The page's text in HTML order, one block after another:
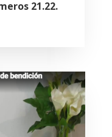
21.22.